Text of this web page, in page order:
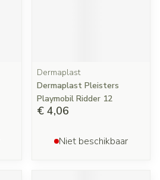
Dermaplast
Dermaplast Pleisters
Playmobil Ridder 12
€ 4,06
Niet beschikbaar